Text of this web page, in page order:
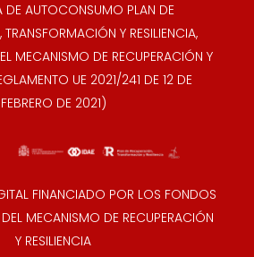
DE AUTOCONSUMO PLAN DE
TRANSFORMACIÓN Y RESILIENCIA,
MECANISMO DE RECUPERACIÓN Y
UE 2021/241 DE 12 DE
FEBRERO DE 2021)
FINANCIADO POR LOS FONDOS
MECANISMO DE RECUPERACIÓN
Y RESILIENCIA